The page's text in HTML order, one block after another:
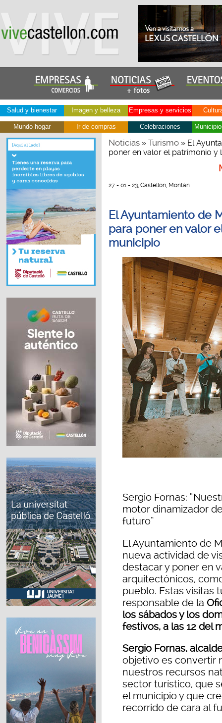
Salud y bienestar Imagen y belleza Empresas y servicios
Mundo hogar Ir de compras Celebraciones
Noticias» Turismo» El
poner en valor el patrimonio
27 - 01 - 23, Castellón, Montán
El Ayuntamiento de
para poner en valor
municipio
Sergio Fornas:
motor dinamizador
futuro”
El Ayuntamiento de
nueva actividad de
destacar y poner en
arquitectónicos,
pueblo. Estas visitas
responsable de la
los sábados y los
festivos, a las 12 del
Sergio Fornas,
objetivo es convertir
nuestros recursos
sector turístico, que
el municipio y que
recorrido de cara al